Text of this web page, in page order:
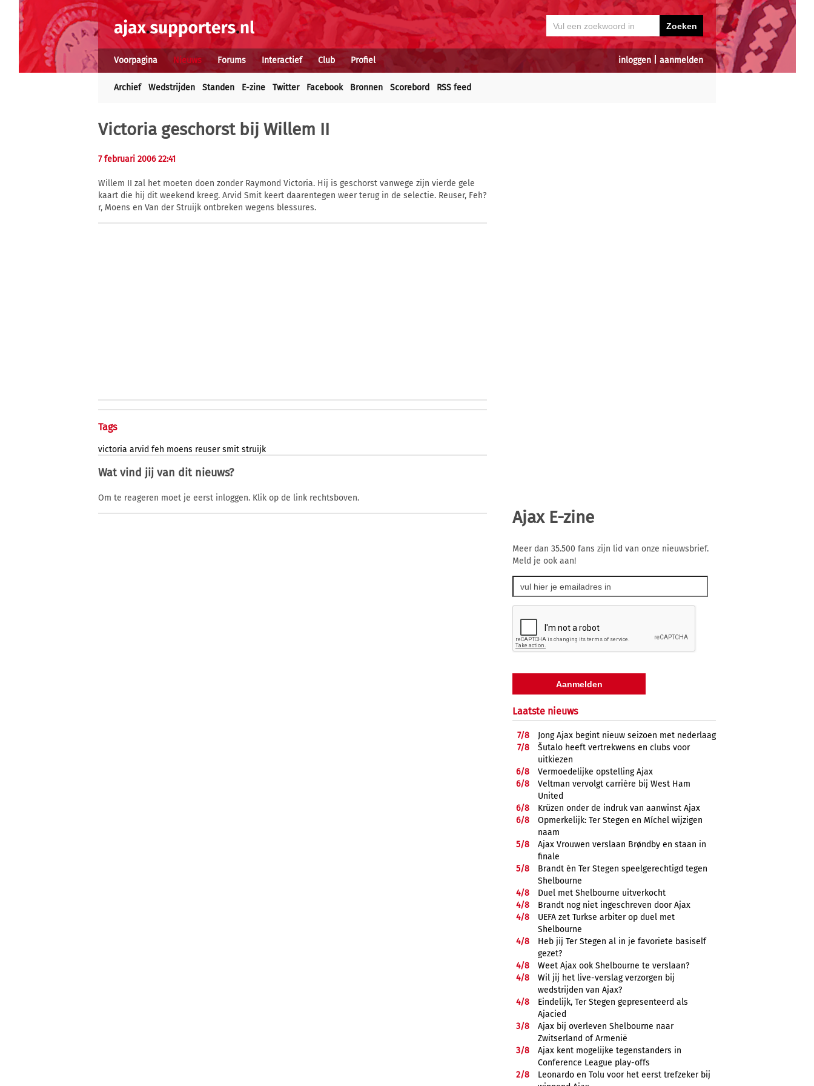
inloggen aanmelden
Voorpagina Nieuws Forums Interactief Club Profiel
Archief Wedstrijden Standen E-zine Twitter Facebook Bronnen Scorebord RSS feed
Victoria geschorst bij Willem II
7 februari 2006 22:41
Willem II zal het moeten doen zonder Raymond Victoria. Hij is geschorst vanwege zijn vierde gele
kaart die hij dit weekend kreeg. Arvid Smit keert daarentegen weer terug in de selectie. Reuser, Feh?
r, Moens en Van der Struijk ontbreken wegens blessures.
Tags
victoria arvid feh moens reuser smit struijk
Wat vind jij van dit nieuws?
Om te reageren moet je eerst inloggen. Klik op de link rechtsboven.
Ajax E-zine
Meer dan 35.500 fans zijn lid van onze nieuwsbrief.
Meld je ook aan!
Laatste nieuws
7/8
Jong Ajax begint nieuw seizoen met nederlaag
7/8
Šutalo heeft vertrekwens en clubs voor
uitkiezen
6/8
Vermoedelijke opstelling Ajax
6/8
Veltman vervolgt carrière bij West Ham
United
6/8
Krüzen onder de indruk van aanwinst Ajax
6/8
Opmerkelijk: Ter Stegen en Míchel wijzigen
naam
5/8
Ajax Vrouwen verslaan Brøndby en staan in
finale
5/8
Brandt én Ter Stegen speelgerechtigd tegen
Shelbourne
4/8
Duel met Shelbourne uitverkocht
4/8
Brandt nog niet ingeschreven door Ajax
4/8
UEFA zet Turkse arbiter op duel met
Shelbourne
4/8
Heb jij Ter Stegen al in je favoriete basiself
gezet?
4/8
Weet Ajax ook Shelbourne te verslaan?
4/8
Wil jij het live-verslag verzorgen bij
wedstrijden van Ajax?
4/8
Eindelijk, Ter Stegen gepresenteerd als
Ajacied
3/8
Ajax bij overleven Shelbourne naar
Zwitserland of Armenië
3/8
Ajax kent mogelijke tegenstanders in
Conference League play-offs
2/8
Leonardo en Tolu voor het eerst trefzeker bij